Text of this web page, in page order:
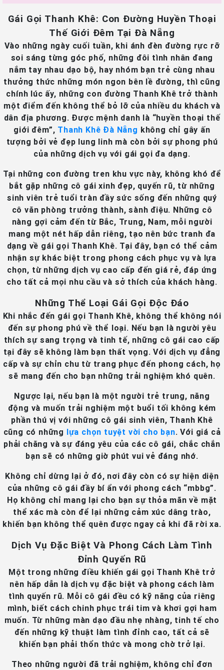
Gái Gọi Thanh Khê: Con Đường Huyền Thoại
Thế Giới Đêm Tại Đà Nẵng
Vào những ngày cuối tuần, khi ánh đèn đường rực rỡ
soi sáng từng góc phố, những đôi tình nhân đang
nắm tay nhau dạo bộ, hay nhóm bạn trẻ cùng nhau
thưởng thức những món ngon bên lề đường, thì cũng
chính lúc ấy, những con đường Thanh Khê trở thành
một điểm đến không thể bỏ lỡ của nhiều du khách và
dân địa phương. Được mệnh danh là “huyền thoại thế
giới đêm”, Thanh Khê Đà Nẵng không chỉ gây ấn
tượng bởi vẻ đẹp lung linh mà còn bởi sự phong phú
của những dịch vụ với gái gọi đa dạng.
Tại những con đường tren khu vực này, không khó để
bắt gặp những cô gái xinh đẹp, quyến rũ, từ những
sinh viên trẻ tuổi tràn đầy sức sống đến những quý
cô văn phòng trưởng thành, sành điệu. Những cô
nàng gợi cảm đến từ Bắc, Trung, Nam, mỗi người
mang một nét hấp dẫn riêng, tạo nên bức tranh đa
dạng về gái gọi Thanh Khê. Tại đây, bạn có thể cảm
nhận sự khác biệt trong phong cách phục vụ và lựa
chọn, từ những dịch vụ cao cấp đến giá rẻ, đáp ứng
cho tất cả mọi nhu cầu và sở thích của khách hàng.
Những Thể Loại Gái Gọi Độc Đáo
Khi nhắc đến gái gọi Thanh Khê, không thể không nói
đến sự phong phú về thể loại. Nếu bạn là người yêu
thích sự sang trọng và tinh tế, những cô gái cao cấp
tại đây sẽ không làm bạn thất vọng. Với dịch vụ đẳng
cấp và sự chỉn chu từ trang phục đến phong cách, họ
sẽ mang đến cho bạn những trải nghiệm khó quên.
Ngược lại, nếu bạn là một người trẻ trung, năng
động và muốn trải nghiệm một buổi tối không kém
phần thú vị với những cô gái sinh viên, Thanh Khê
cũng có những lựa chọn tuyệt vời cho bạn. Với giá cả
phải chăng và sự đáng yêu của các cô gái, chắc chắn
bạn sẽ có những giờ phút vui vẻ đáng nhớ.
Không chỉ dừng lại ở đó, nơi đây còn có sự hiện diện
của những cô gái đầy bí ẩn với phong cách “mbbg”.
Họ không chỉ mang lại cho bạn sự thỏa mãn về mặt
thể xác mà còn để lại những cảm xúc dâng trào,
khiến bạn không thể quên được ngay cả khi đã rời xa.
Dịch Vụ Đặc Biệt Và Phong Cách Làm Tình
Đỉnh Quyến Rũ
Một trong những điều khiến gái gọi Thanh Khê trở
nên hấp dẫn là dịch vụ đặc biệt và phong cách làm
tình quyến rũ. Mỗi cô gái đều có kỹ năng của riêng
mình, biết cách chinh phục trái tim và khơi gợi ham
muốn. Từ những màn dạo đầu nhẹ nhàng, tinh tế cho
đến những kỹ thuật làm tình đỉnh cao, tất cả sẽ
khiến bạn phải thổn thức và mong chờ trở lại.
Theo những người đã trải nghiệm, không chỉ đơn